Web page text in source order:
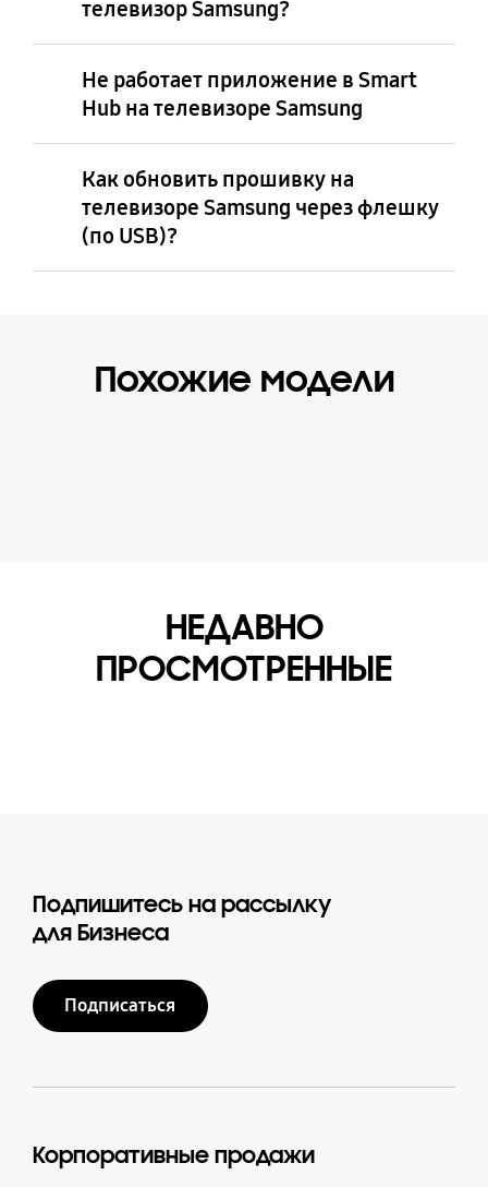
телевизор Samsung?
Не работает приложение в Smart
Hub на телевизоре Samsung
Как обновить прошивку на
телевизоре Samsung через флешку
(по USB)?
Похожие модели
НЕДАВНО
ПРОСМОТРЕННЫЕ
Подпишитесь на рассылку
для Бизнеса
Подписаться
Корпоративные продажи